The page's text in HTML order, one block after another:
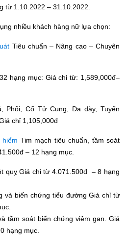
từ 1.10.2022 – 31.10.2022.
nhiều khách hàng nữ lựa chọn:
Tiêu chuẩn – Nâng cao – Chuyên
hạng mục: Giá chỉ từ: 1,589,000đ–
Phổi, Cổ Tử Cung, Dạ dày, Tuyến
chỉ 1,105,000đ
Tim mạch tiêu chuẩn, tầm soát
– 12 hạng mục.
quỵ Giá chỉ từ 4.071.500đ – 8 hạng
và biến chứng tiểu đường Giá chỉ từ
tầm soát biến chứng viêm gan. Giá
hạng mục.